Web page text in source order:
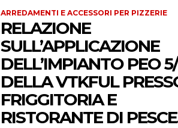
ARREDAMENTI E ACCESSORI PER PIZZERIE
RELAZIONE
SULL’APPLICAZIONE
DELL’IMPIANTO PEO
DELLA VTKFUL
FRIGGITORIA E
RISTORANTE DI